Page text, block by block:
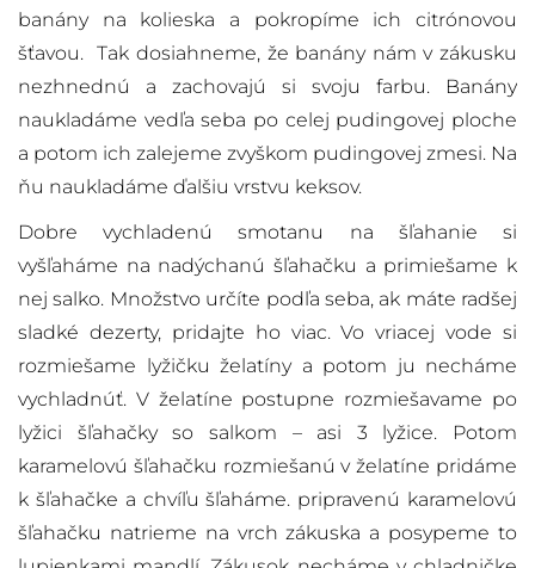
banány na kolieska a pokropíme ich citrónovou
šťavou. Tak dosiahneme, že banány nám v zákusku
nezhnednú a zachovajú si svoju farbu. Banány
naukladáme vedľa seba po celej pudingovej ploche
a potom ich zalejeme zvyškom pudingovej zmesi. Na
ňu naukladáme ďalšiu vrstvu keksov.
Dobre vychladenú smotanu na šľahanie si
vyšľaháme na nadýchanú šľahačku a primiešame k
nej salko. Množstvo určíte podľa seba, ak máte radšej
sladké dezerty, pridajte ho viac. Vo vriacej vode si
rozmiešame lyžičku želatíny a potom ju necháme
vychladnúť. V želatíne postupne rozmiešavame po
lyžici šľahačky so salkom – asi 3 lyžice. Potom
karamelovú šľahačku rozmiešanú v želatíne pridáme
k šľahačke a chvíľu šľaháme. pripravenú karamelovú
šľahačku natrieme na vrch zákuska a posypeme to